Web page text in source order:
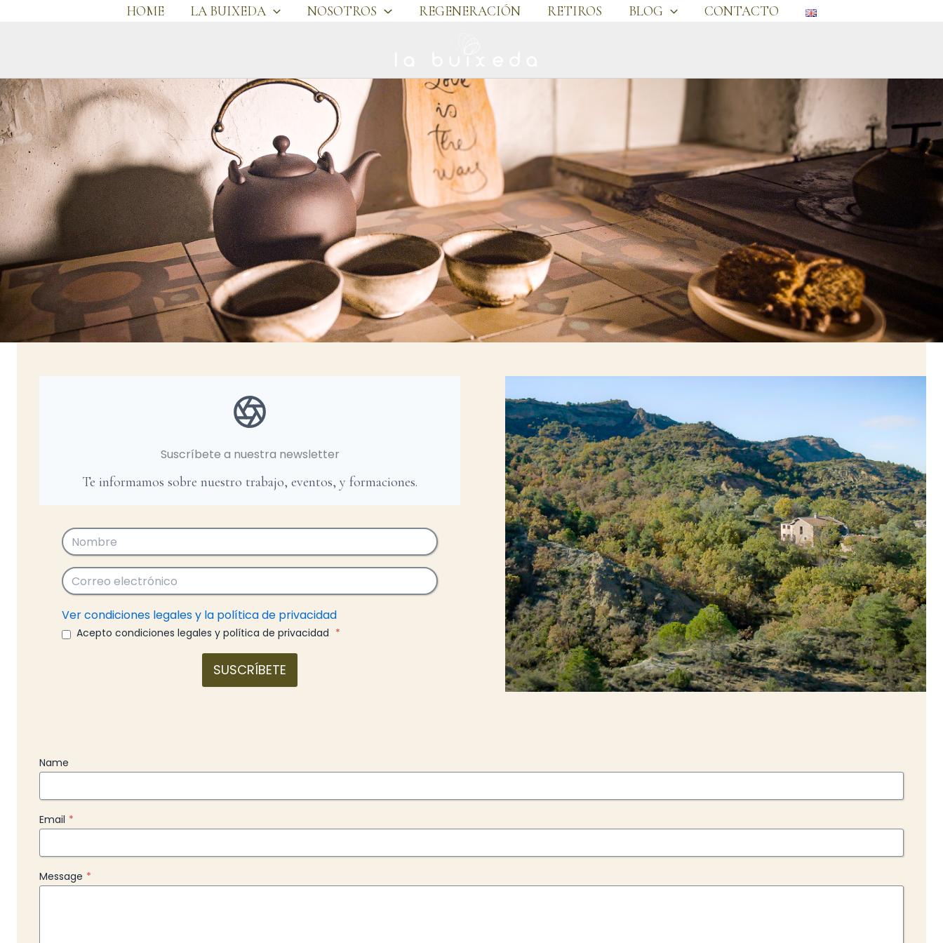
HOME LA BUIXEDA NOSOTROS REGENERACIÓN RETIROS BLOG CONTACTO
Suscríbete a nuestra newsletter
Te informamos sobre nuestro trabajo, eventos, y formaciones.
Ver condiciones legales y la política de privacidad
Acepto condiciones legales y política de privacidad *
SUSCRÍBETE
Name
Email *
Message *